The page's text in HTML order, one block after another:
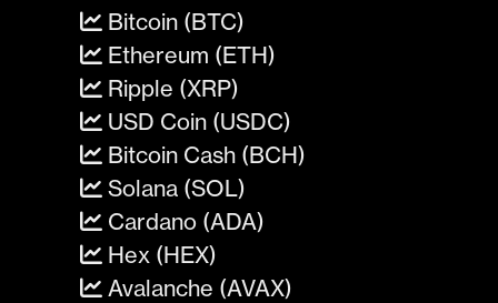
Bitcoin (BTC)
Ethereum (ETH)
Ripple (XRP)
USD Coin (USDC)
Bitcoin Cash (BCH)
Solana (SOL)
Cardano (ADA)
Hex (HEX)
Avalanche (AVAX)